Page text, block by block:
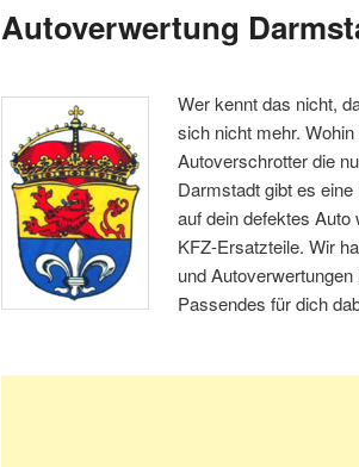
Autoverwertung
Wer kennt das nicht,
sich nicht mehr.
Autoverschrotter die
Darmstadt gibt es
auf dein defektes Auto
KFZ-Ersatzteile. Wir
und
Passendes für dich